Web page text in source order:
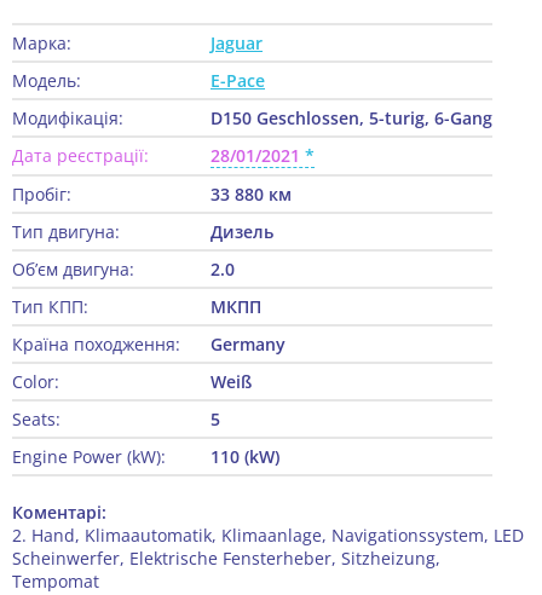
Марка:
Jaguar
Модель:
E-Pace
Модифікація:
D150 Geschlossen, 5-turig, 6-Gang
Дата реєстрації:
28/01/2021
Пробіг:
33 880 км
Тип двигуна:
Дизель
Об’єм двигуна:
2.0
Тип КПП:
МКПП
Країна походження:
Germany
Color:
Weiß
Seats:
5
Engine Power (kW):
110 (kW)
Коментарі:
2. Hand, Klimaautomatik, Klimaanlage, Navigationssystem, LED
Scheinwerfer, Elektrische Fensterheber, Sitzheizung,
Tempomat